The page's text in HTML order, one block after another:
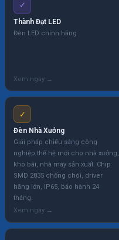
✓
Thành Đạt LED
Đèn LED chính hãng
✓
Đèn Nhà Xưởng
Giải pháp chiếu sáng công
nghiệp thế hệ mới cho nhà xưởng,
kho bãi, nhà máy sản xuất. Chip
SMD 2835 chống chói, driver
hãng lớn, IP65, bảo hành 24
tháng.